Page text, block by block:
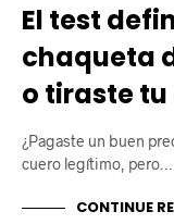
El test
chaqueta
o tiraste
​¿Pagaste un buen
cuero legítimo, pero…
CONTINUE